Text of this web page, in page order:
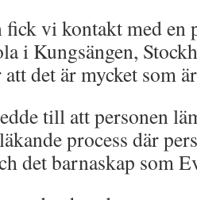
fick vi kontakt med en
i Kungsängen,
det är mycket som
till att personen
process där
det barnaskap som